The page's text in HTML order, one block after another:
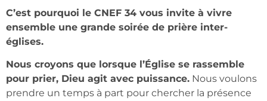
C’est pourquoi le CNEF 34 vous invite à vivre
ensemble une grande soirée de prière inter-
églises.
Nous croyons que lorsque l’Église se rassemble
pour prier, Dieu agit avec puissance. Nous voulons
prendre un temps à part pour chercher la présence